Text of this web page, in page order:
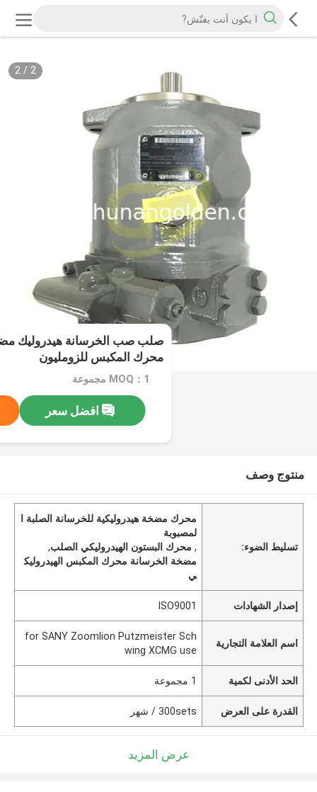
2
/
2
صلب صب الخرسانة هيدروليك
محرك المكبس للزومليون
MOQ：1 مجموعة
افضل سعر
منتوج وصف
تسليط الضوء:
محرك مضخة هيدروليكية للخرسانة الصلبة ا
لمصبوبة
, محرك البستون الهيدروليكي الصلب,
مضخة الخرسانة محرك المكبس الهيدروليك
ي
إصدار الشهادات ISO9001
اسم العلامة التجارية
for SANY Zoomlion Putzmeister Sch
wing XCMG use
الحد الأدنى لكمية 1 مجموعة
القدرة على العرض 300sets / شهر
عرض المزيد